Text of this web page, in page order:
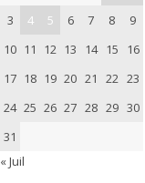
3
4 5 6 7 8
9
10 11 12 13 14 15
16
17 18 19 20 21 22 23
24 25 26 27 28 29 30
31
« Juil